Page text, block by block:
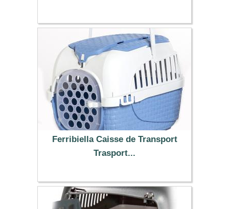
19.99 €
Ferribiella Caisse de Transport
Trasport...
42.99 €